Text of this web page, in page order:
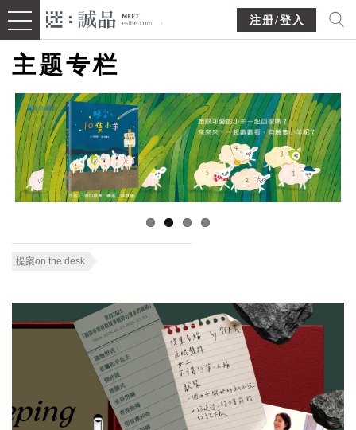
注册/登入
主题专栏
提案on the desk